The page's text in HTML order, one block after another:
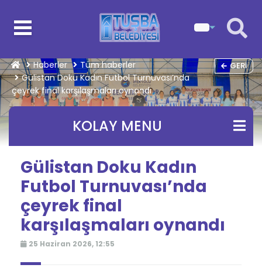
Haberler
Tüm haberler
Gülistan Doku Kadın Futbol Turnuvası’nda
çeyrek final karşılaşmaları oynandı
GERI
KOLAY MENU
Gülistan Doku Kadın
Futbol Turnuvası’nda
çeyrek final
karşılaşmaları oynandı
25 Haziran 2026, 12:55